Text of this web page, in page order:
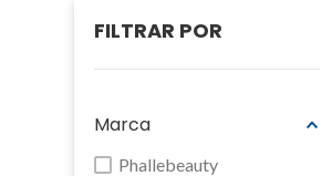
Marca
Phallebeauty